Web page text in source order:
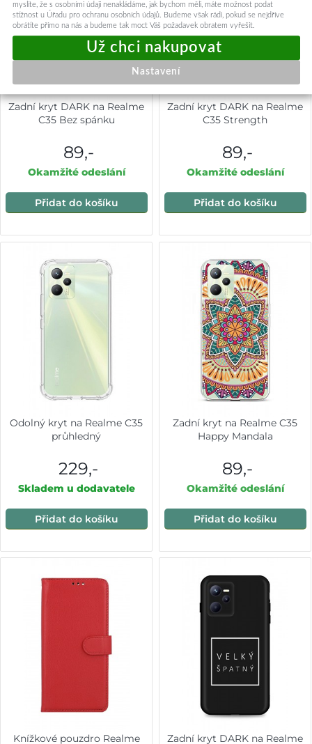
Zadní kryt DARK na Realme
C35 Bez spánku
89,-
Okamžité odeslání
Přidat do košíku
Zadní kryt DARK na Realme
C35 Strength
89,-
Okamžité odeslání
Přidat do košíku
Odolný kryt na Realme C35
průhledný
229,-
Skladem u dodavatele
Přidat do košíku
Zadní kryt na Realme C35
Happy Mandala
89,-
Okamžité odeslání
Přidat do košíku
Knížkové pouzdro Realme
Zadní kryt DARK na Realme
myslíte, že s osobními údaji nenakládáme, jak bychom měli, máte možnost podat
stížnost u Úřadu pro ochranu osobních údajů. Budeme však rádi, pokud se nejdříve
obrátíte přímo na nás a budeme tak moct Váš požadavek obratem vyřešit.
Nastavení